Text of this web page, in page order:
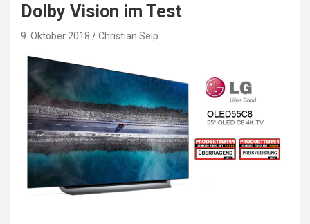
Dolby Vision im Test
9. Oktober 2018 Christian Seip